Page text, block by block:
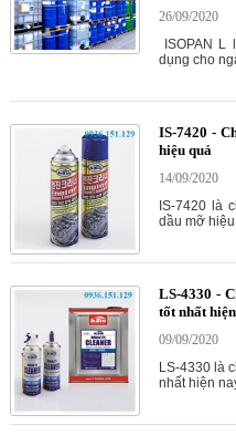
26/09/2020
ISOPAN
dụng cho
IS-7420 -
hiệu quả
14/09/2020
IS-7420 là
dầu mỡ
LS-4330 -
tốt nhất
09/09/2020
LS-4330 là
nhất hiện